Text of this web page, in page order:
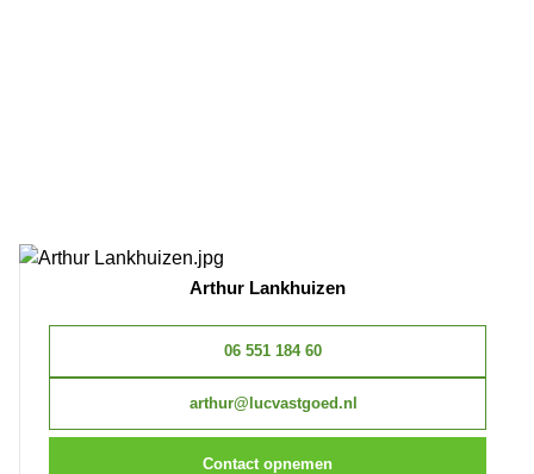
Arthur Lankhuizen
06 551 184 60
arthur@lucvastgoed.nl
Contact opnemen